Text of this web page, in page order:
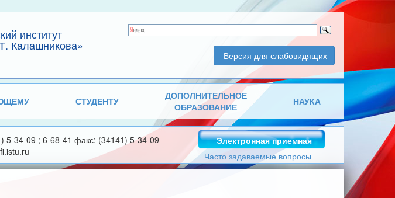
институт
Калашникова»
Версия для слабовидящих
СТУДЕНТУ
ДОПОЛНИТЕЛЬНОЕ
ОБРАЗОВАНИЕ
НАУКА
5-34-09 ; 6-68-41 факс: (34141) 5-34-09
Электронная приемная
Часто задаваемые вопросы